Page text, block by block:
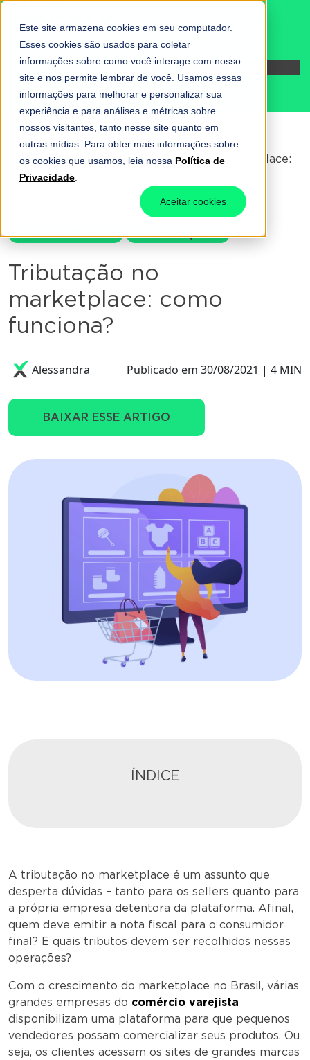
Este site armazena cookies em seu computador.
Esses cookies são usados para coletar
informações sobre como você interage com nosso
site e nos permite lembrar de você. Usamos essas
informações para melhorar e personalizar sua
experiência e para análises e métricas sobre
nossos visitantes, tanto nesse site quanto em
outras mídias. Para obter mais informações sobre
os cookies que usamos, leia nossa Política de
Privacidade
Aceitar cookies
Fale conosco
Home-Gestão fiscal -Tributação no marketplace:
como funciona?
Gestão fiscal Tributação
Tributação no
marketplace: como
funciona?
Alessandra Publicado em 30/08/2021 | 4 MIN
BAIXAR ESSE ARTIGO
ÍNDICE
A tributação no marketplace é um assunto que
desperta dúvidas – tanto para os sellers quanto para
a própria empresa detentora da plataforma. Afinal,
quem deve emitir a nota fiscal para o consumidor
final? E quais tributos devem ser recolhidos nessas
operações?
Com o crescimento do marketplace no Brasil, várias
grandes empresas do comércio varejista
disponibilizam uma plataforma para que pequenos
vendedores possam comercializar seus produtos. Ou
seja, os clientes acessam os sites de grandes marcas